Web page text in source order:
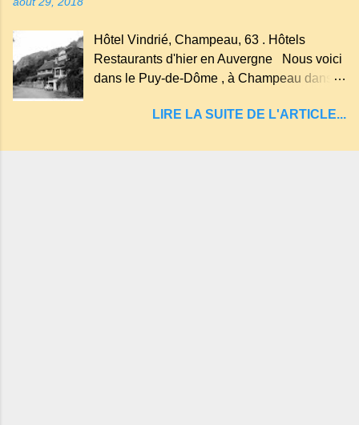
"sans fond" et en forme d'entonnoir
entraînant vers les entrailles de la terre, les
malheureux qui s'approchaient trop de
Hôtel Vindrié, Champeau, 63 . Hôtels
Restaurants d'hier en Auvergne Nous voici
dans le Puy-de-Dôme , à Champeau dans
Servant . L'Hôtel-Restaurant Vindrié était
son jambon de pays et son poulet cocotte,
LIRE LA SUITE DE L'ARTICLE...